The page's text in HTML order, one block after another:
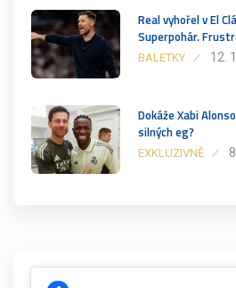
Real vyhořel v El
Superpohár.
BALETKY 12.
Dokáže Xabi
silných eg?
EXKLUZIVNĚ